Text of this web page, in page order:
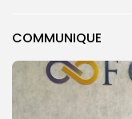
COMMUNIQUE